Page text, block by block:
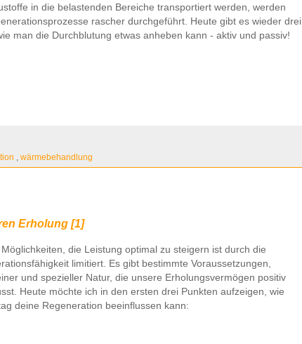
in die belastenden Bereiche transportiert werden, werden
rascher durchgeführt. Heute gibt es wieder drei
man die Durchblutung etwas anheben kann - aktiv und passiv!
wärmebehandlung
Erholung [1]
die Leistung optimal zu steigern ist durch die
limitiert. Es gibt bestimmte Voraussetzungen,
und spezieller Natur, die unsere Erholungsvermögen positiv
Heute möchte ich in den ersten drei Punkten aufzeigen, wie
deine Regeneration beeinflussen kann: